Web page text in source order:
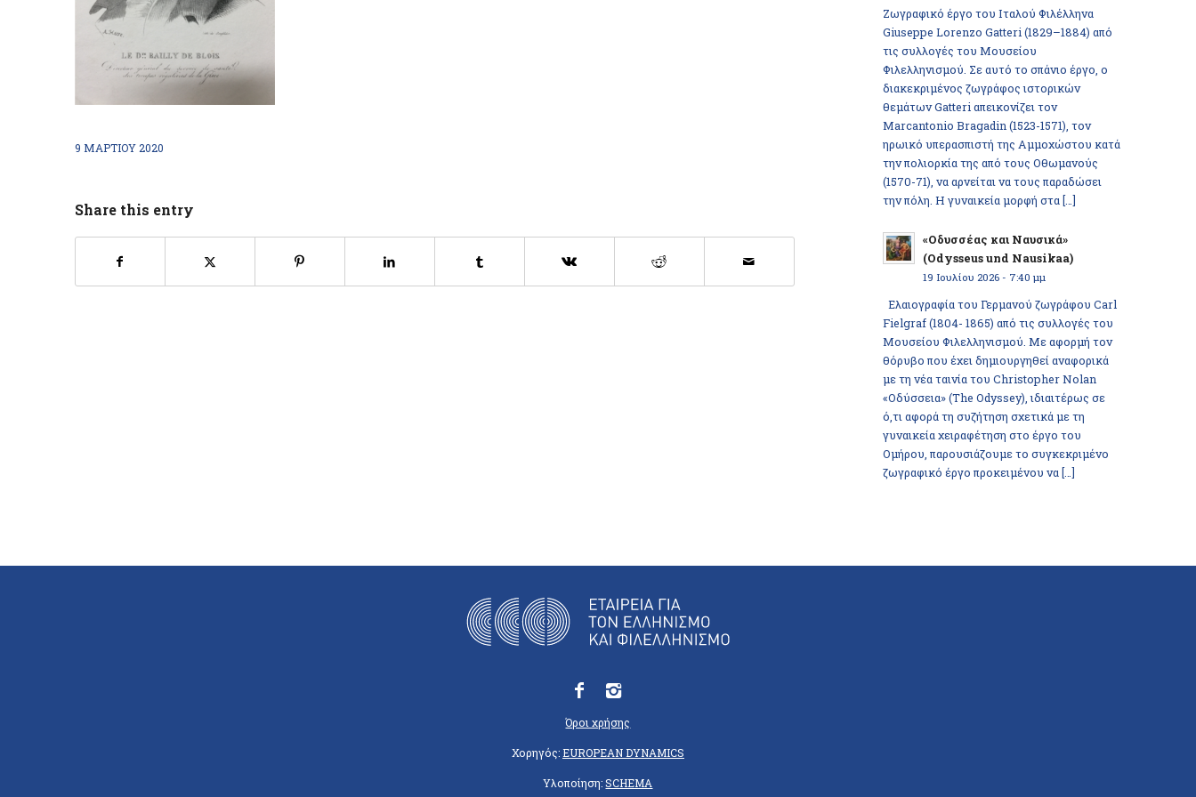
9 ΜΑΡΤΊΟΥ 2020
Share this entry
Ζωγραφικό έργο του Ιταλού Φιλέλληνα
Giuseppe Lorenzo Gatteri (1829–1884) από
τις συλλογές του Μουσείου
Φιλελληνισμού. Σε αυτό το σπάνιο έργο, ο
διακεκριμένος ζωγράφος ιστορικών
θεμάτων Gatteri απεικονίζει τον
Marcantonio Bragadin (1523-1571), τον
ηρωικό υπερασπιστή της Αμμοχώστου κατά
την πολιορκία της από τους Οθωμανούς
(1570-71), να αρνείται να τους παραδώσει
την πόλη. Η γυναικεία μορφή στα […]
«Οδυσσέας και Ναυσικά»
(Odysseus und Nausikaa)
19 Ιουλίου 2026 - 7:40 μμ
Ελαιογραφία του Γερμανού ζωγράφου Carl
Fielgraf (1804- 1865) από τις συλλογές του
Μουσείου Φιλελληνισμού. Με αφορμή τον
θόρυβο που έχει δημιουργηθεί αναφορικά
με τη νέα ταινία του Christopher Nolan
«Οδύσσεια» (The Odyssey), ιδιαιτέρως σε
ό,τι αφορά τη συζήτηση σχετικά με τη
γυναικεία χειραφέτηση στο έργο του
Ομήρου, παρουσιάζουμε το συγκεκριμένο
ζωγραφικό έργο προκειμένου να […]
Όροι χρήσης
Χορηγός:EUROPEAN DYNAMICS
Υλοποίηση:SCHEMA